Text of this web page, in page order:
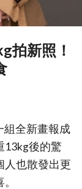
拍新照！
組全新畫報成
13kg後的驚
人也散發出更